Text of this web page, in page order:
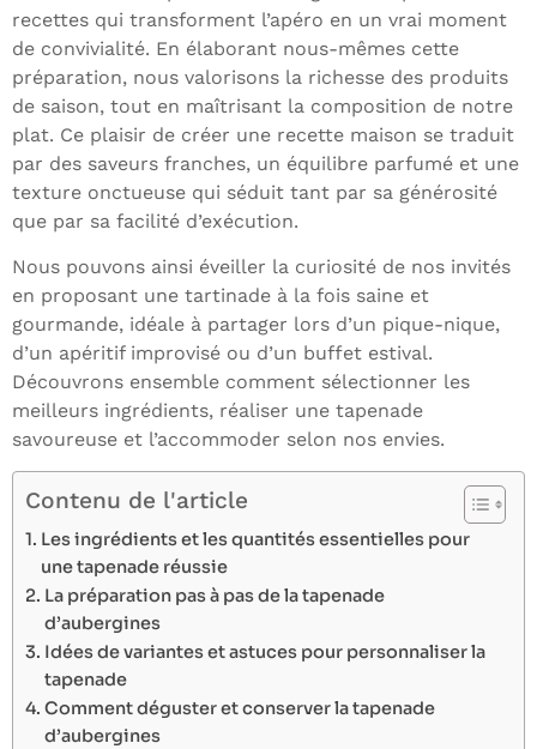
recettes qui transforment l’apéro en un vrai moment
de convivialité. En élaborant nous-mêmes cette
préparation, nous valorisons la richesse des produits
de saison, tout en maîtrisant la composition de notre
plat. Ce plaisir de créer une recette maison se traduit
par des saveurs franches, un équilibre parfumé et une
texture onctueuse qui séduit tant par sa générosité
que par sa facilité d’exécution.
Nous pouvons ainsi éveiller la curiosité de nos invités
en proposant une tartinade à la fois saine et
gourmande, idéale à partager lors d’un pique-nique,
d’un apéritif improvisé ou d’un buffet estival.
Découvrons ensemble comment sélectionner les
meilleurs ingrédients, réaliser une tapenade
savoureuse et l’accommoder selon nos envies.
Contenu de l'article
Les ingrédients et les quantités essentielles pour
une tapenade réussie
La préparation pas à pas de la tapenade
d’aubergines
Idées de variantes et astuces pour personnaliser la
tapenade
Comment déguster et conserver la tapenade
d’aubergines